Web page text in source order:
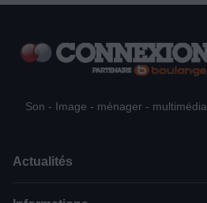
Son - Image - ménager - multimédia
Actualités